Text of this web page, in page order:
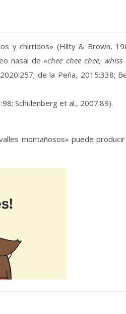
y chirridos» (Hilty & Brown,
nasal de«chee chee chee, whiss
de la Peña, 2015:338;
Schulenberg et al., 2007:89).
montañosos» puede